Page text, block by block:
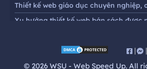
Thiết kế web giáo dục chuyên nghiệp,
Xu hướng thiết kế web bán sách được
Thiết kế website chuyên nghiệp chuẩn
hàng mắt kính
© 2026 WSU - Web Speed Up. All